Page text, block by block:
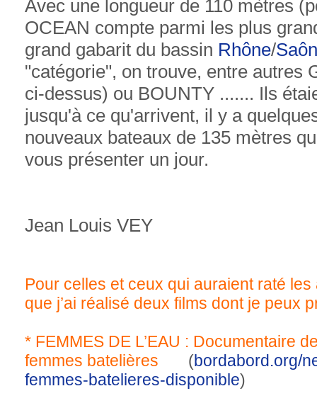
Avec une longueur de 110 mètres
OCEAN compte parmi les plus
grand gabarit du bassin Rhône/
"catégorie", on trouve, entre autres
ci-dessus) ou BOUNTY ....... Ils
jusqu'à ce qu'arrivent, il y a
nouveaux bateaux de 135 mètres
vous présenter un jour.
Jean Louis VEY
Pour celles et ceux qui auraient raté
que j’ai réalisé deux films dont je peux
* FEMMES DE L’EAU : Documentaire
femmes batelières
(bordabord.org/
femmes-batelieres-disponible)